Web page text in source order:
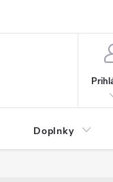
Doplnky